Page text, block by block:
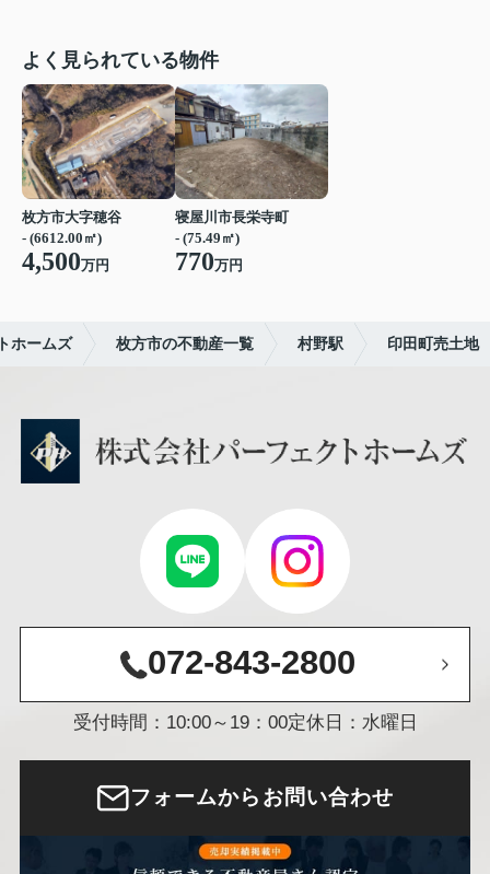
よく見られている物件
枚方市大字穂谷
- (6612.00㎡)
4,500万円
寝屋川市長栄寺町
- (75.49㎡)
770万円
ホームズ 枚方市の不動産一覧 村野駅 印田町売土地
072-843-2800
受付時間：10:00～19：00定休日：水曜日
フォームからお問い合わせ